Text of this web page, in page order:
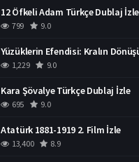
12 Öfkeli Adam Türkçe Dublaj İzle
799 9.0
Yüzüklerin Efendisi: Kralın
1,229 9.0
Kara Şövalye Türkçe Dublaj İzle
695 9.0
Atatürk 1881-1919 2. Film İzle
13,400 8.9